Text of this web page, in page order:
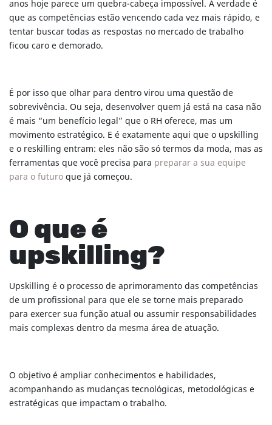
anos hoje parece um quebra-cabeça impossível. A verdade é
que as competências estão vencendo cada vez mais rápido, e
tentar buscar todas as respostas no mercado de trabalho
ficou caro e demorado.
É por isso que olhar para dentro virou uma questão de
sobrevivência. Ou seja, desenvolver quem já está na casa não
é mais “um benefício legal” que o RH oferece, mas um
movimento estratégico. E é exatamente aqui que o upskilling
e o reskilling entram: eles não são só termos da moda, mas as
ferramentas que você precisa para preparar a sua equipe
para o futuroque já começou.
O que é
upskilling?
Upskilling é o processo de aprimoramento das competências
de um profissional para que ele se torne mais preparado
para exercer sua função atual ou assumir responsabilidades
mais complexas dentro da mesma área de atuação.
O objetivo é ampliar conhecimentos e habilidades,
acompanhando as mudanças tecnológicas, metodológicas e
estratégicas que impactam o trabalho.